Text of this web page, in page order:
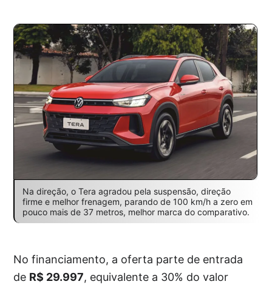
Na direção, o Tera agradou pela suspensão, direção
firme e melhor frenagem, parando de 100 km/h a zero em
pouco mais de 37 metros, melhor marca do comparativo.
No financiamento, a oferta parte de entrada
de R$ 29.997, equivalente a 30% do valor